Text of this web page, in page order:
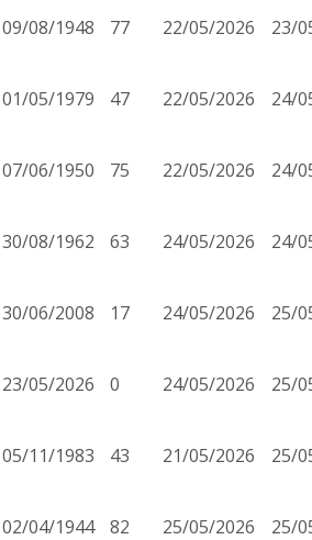
09/08/1948 77 22/05/2026 23/
01/05/1979 47 22/05/2026 24/
07/06/1950 75 22/05/2026 24/
30/08/1962 63 24/05/2026 24/
30/06/2008 17 24/05/2026 25/
23/05/2026 0 24/05/2026 25/
05/11/1983 43 21/05/2026 25/
02/04/1944 82 25/05/2026 25/